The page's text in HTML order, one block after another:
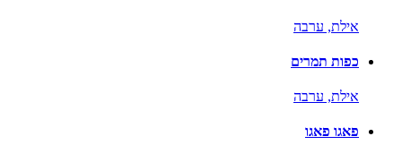
אילת, ערבה
כפות תמרים
אילת, ערבה
פאגו פאגו